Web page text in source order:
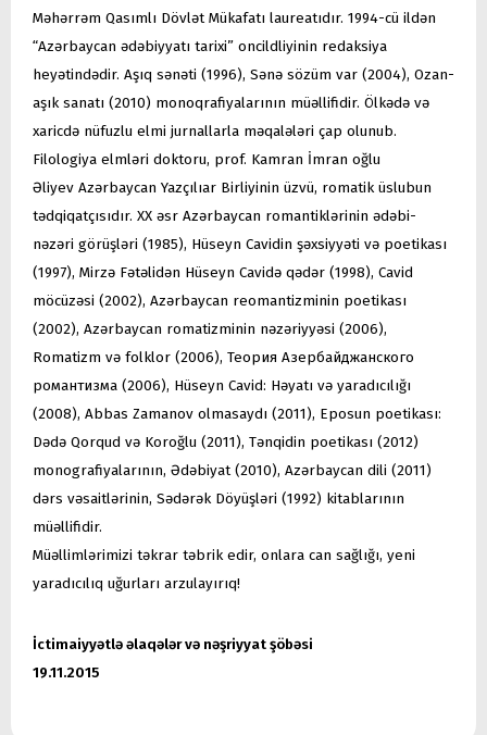
Məhərrəm Qasımlı Dövlət Mükafatı laureatıdır. 1994-cü ildən
“Azərbaycan ədəbiyyatı tarixi” oncildliyinin redaksiya
heyətindədir. Aşıq sənəti (1996), Sənə sözüm var (2004), Ozan-
aşık sanatı (2010) monoqrafiyalarının müəllifidir. Ölkədə və
xaricdə nüfuzlu elmi jurnallarla məqalələri çap olunub.
Filologiya elmləri doktoru, prof. Kamran İmran oğlu
Əliyev Azərbaycan Yazçılıar Birliyinin üzvü, romatik üslubun
tədqiqatçısıdır. XX əsr Azərbaycan romantiklərinin ədəbi-
nəzəri görüşləri (1985), Hüseyn Cavidin şəxsiyyəti və poetikası
(1997), Mirzə Fətəlidən Hüseyn Cavidə qədər (1998), Cavid
möcüzəsi (2002), Azərbaycan reomantizminin poetikası
(2002), Azərbaycan romatizminin nəzəriyyəsi (2006),
Romatizm və folklor (2006), Теория Азербайджанского
романтизма (2006), Hüseyn Cavid: Həyatı və yaradıcılığı
(2008), Abbas Zamanov olmasaydı (2011), Eposun poetikası:
Dədə Qorqud və Koroğlu (2011), Tənqidin poetikası (2012)
monografiyalarının, Ədəbiyat (2010), Azərbaycan dili (2011)
dərs vəsaitlərinin, Sədərək Döyüşləri (1992) kitablarının
müəllifidir.
Müəllimlərimizi təkrar təbrik edir, onlara can sağlığı, yeni
yaradıcılıq uğurları arzulayırıq!
İctimaiyyətlə əlaqələr və nəşriyyat şöbəsi
19.11.2015